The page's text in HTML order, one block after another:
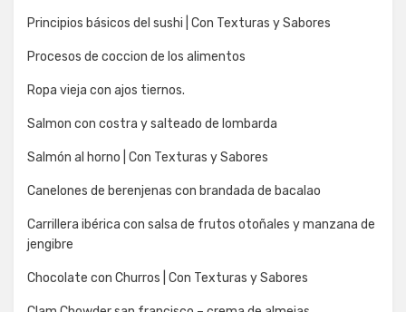
Principios básicos del sushi | Con Texturas y Sabores
Procesos de coccion de los alimentos
Ropa vieja con ajos tiernos.
Salmon con costra y salteado de lombarda
Salmón al horno | Con Texturas y Sabores
Canelones de berenjenas con brandada de bacalao
Carrillera ibérica con salsa de frutos otoñales y manzana de
jengibre
Chocolate con Churros | Con Texturas y Sabores